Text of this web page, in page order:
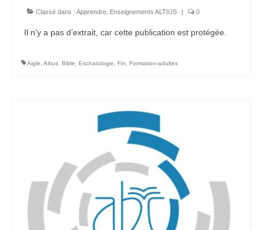
Classé dans : Apprendre Enseignements ALTIUS | 0
Il n’y a pas d’extrait, car cette publication est protégée.
Aigle Altius Bible Eschatologie Fin Formation-adultes